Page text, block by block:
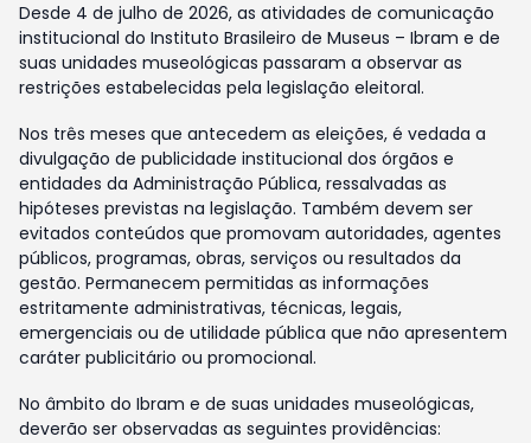
Desde 4 de julho de 2026, as atividades de comunicação
institucional do Instituto Brasileiro de Museus – Ibram e de
suas unidades museológicas passaram a observar as
restrições estabelecidas pela legislação eleitoral.
Nos três meses que antecedem as eleições, é vedada a
divulgação de publicidade institucional dos órgãos e
entidades da Administração Pública, ressalvadas as
hipóteses previstas na legislação. Também devem ser
evitados conteúdos que promovam autoridades, agentes
públicos, programas, obras, serviços ou resultados da
gestão. Permanecem permitidas as informações
estritamente administrativas, técnicas, legais,
emergenciais ou de utilidade pública que não apresentem
caráter publicitário ou promocional.
No âmbito do Ibram e de suas unidades museológicas,
deverão ser observadas as seguintes providências: